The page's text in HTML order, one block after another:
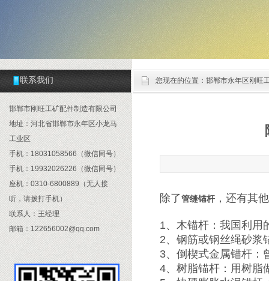
您现在的位置： 邯郸市永年区刚旺
联系我们
邯郸市刚旺工矿配件制造有限公司
地址：河北省邯郸市永年区小龙马
工业区
手机：18031058566（微信同号）
手机：19932026226（微信同号）
座机：0310-6800889（无人接
听，请拨打手机）
联系人：王经理
邮箱：122656002@qq.com
除了管缝锚杆 ，还有其
1、木锚杆：我国利用
2、钢筋或钢丝绳砂浆
3、倒楔式金属锚杆：
4、树脂锚杆：用树脂